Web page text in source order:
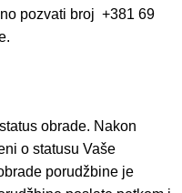
pozvati broj +381 69
obrade. Nakon
o statusu Vaše
porudžbine je